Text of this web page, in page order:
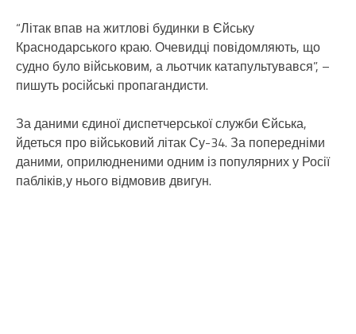
“Літак впав на житлові будинки в Єйську
Краснодарського краю. Очевидці повідомляють, що
судно було військовим, а льотчик катапультувався”, –
пишуть російські пропагандисти.
За даними єдиної диспетчерської служби Єйська,
йдеться про військовий літак Су-34. За попередніми
даними, оприлюдненими одним із популярних у Росії
пабліків,у нього відмовив двигун.